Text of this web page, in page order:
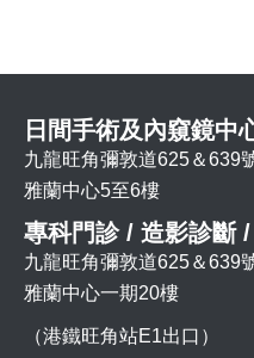
日間手術及內窺鏡中
九龍旺角彌敦道625＆639
雅蘭中心5至6樓
專科門診 / 造影診斷 /
九龍旺角彌敦道625＆639
雅蘭中心一期20樓
（港鐵旺角站E1出口）